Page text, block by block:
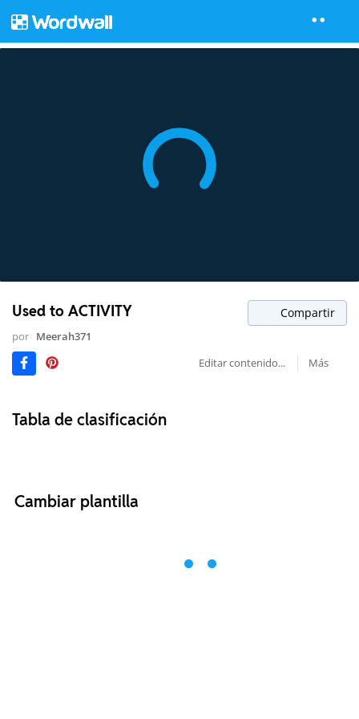
Used to ACTIVITY Compartir
por Meerah371
Editar contenido...
Más
Tabla de clasificación
Cambiar plantilla